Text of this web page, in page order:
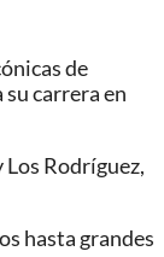
de
carrera en
Rodríguez,
hasta grandes